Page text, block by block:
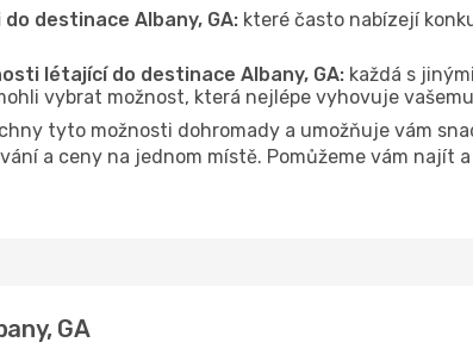
destinace Albany, GA: které často nabízejí
létající do destinace Albany, GA: každá s
vybrat možnost, která nejlépe vyhovuje
tyto možnosti dohromady a umožňuje vám
a ceny na jednom místě. Pomůžeme vám najít
GA